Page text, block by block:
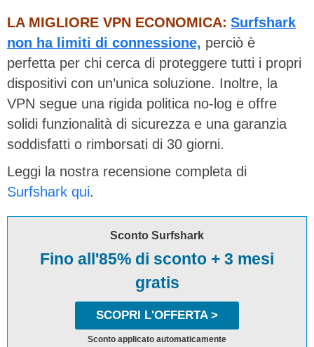
LA MIGLIORE VPN ECONOMICA: Surfshark
non ha limiti di connessione, perciò è
perfetta per chi cerca di proteggere tutti i propri
dispositivi con un’unica soluzione. Inoltre, la
VPN segue una rigida politica no-log e offre
solidi funzionalità di sicurezza e una garanzia
soddisfatti o rimborsati di 30 giorni.
Leggi la nostra recensione completa di
Surfshark qui.
Sconto Surfshark
Fino all'85% di sconto + 3 mesi
gratis
SCOPRI L'OFFERTA >
Sconto applicato automaticamente